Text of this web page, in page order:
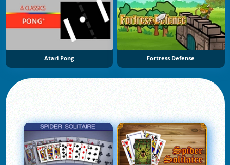
Atari Pong Fortress Defense